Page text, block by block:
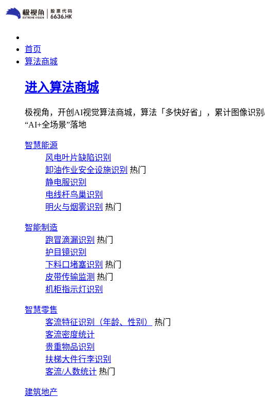
首页
算法商城
进入算法商城
极视角，开创AI视觉算法商城，算法「多快好省」，累计图像识
“AI+全场景”落地
智慧能源
风电叶片缺陷识别
卸油作业安全设施识别 热门
静电服识别
电线杆鸟巢识别
明火与烟雾识别 热门
智能制造
跑冒滴漏识别 热门
护目镜识别
下料口堵塞识别 热门
皮带传输监测 热门
机柜指示灯识别
智慧零售
客流特征识别（年龄、性别）
热门
客流密度统计
贵重物品识别
扶梯大件行李识别
客流/人数统计 热门
建筑地产